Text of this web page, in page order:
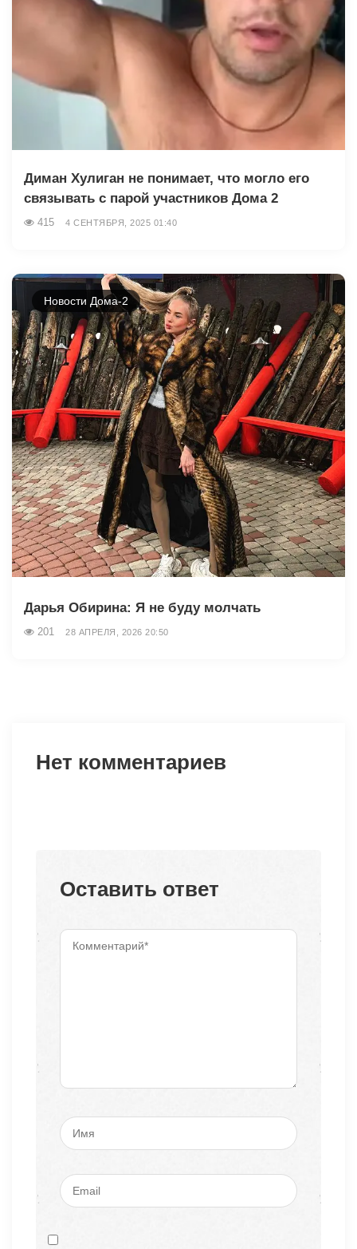
Диман Хулиган не понимает, что могло его
связывать с парой участников Дома 2
415 4 СЕНТЯБРЯ, 2025 01:40
Новости Дома-2
Дарья Обирина: Я не буду молчать
201 28 АПРЕЛЯ, 2026 20:50
Нет комментариев
Оставить ответ